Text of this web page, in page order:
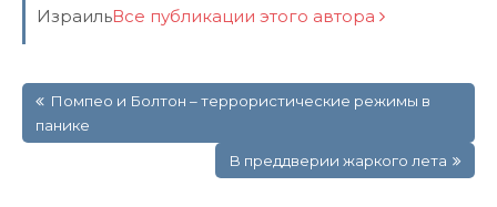
ИзраильВсе публикации этого автора
по
записям
Помпео и Болтон – террористические режимы в
панике
В преддверии жаркого лета